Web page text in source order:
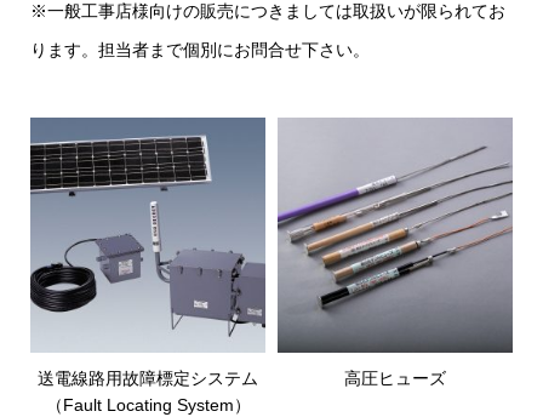
※一般工事店様向けの販売につきましては取扱いが限られてお
ります。担当者まで個別にお問合せ下さい。
送電線路用故障標定システム
（Fault Locating System）
高圧ヒューズ